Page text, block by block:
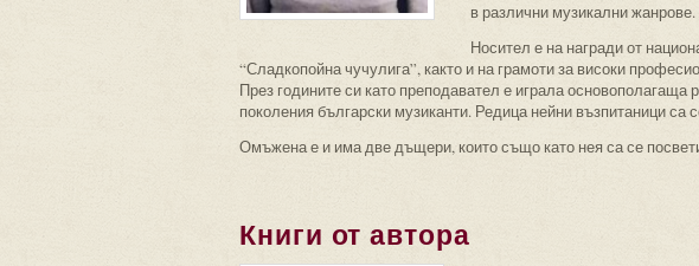
в различни музикални
Носител е на награди от
“Сладкопойна чучулига”, както и на грамоти за високи
През годините си като преподавател е играла основополагаща
поколения български музиканти. Редица нейни възпитаници
Омъжена е и има две дъщери, които също като нея са се
Книги от автора